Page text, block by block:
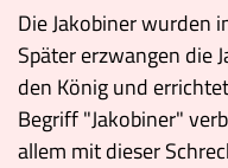
Die Jakobiner wurden
Später erzwangen die
den König und
Begriff "Jakobiner"
allem mit dieser